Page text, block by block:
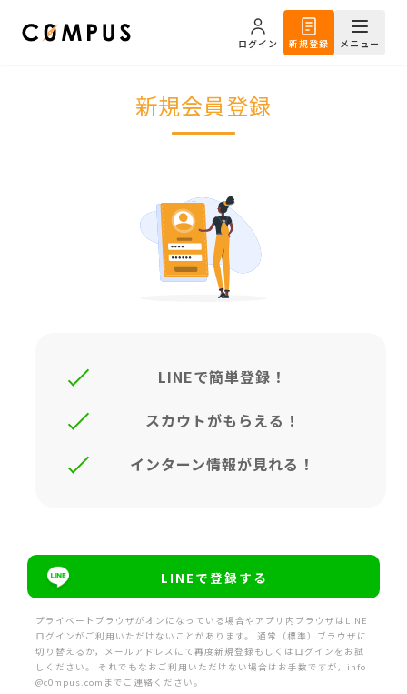
ログイン 新規登録 メニュー
新規会員登録
LINEで簡単登録！
スカウトがもらえる！
インターン情報が見れる！
LINEで登録する
プライベートブラウザがオンになっている場合やアプリ内ブラウザはLINE
ログインがご利用いただけないことがあります。 通常（標準）ブラウザに
切り替えるか，メールアドレスにて再度新規登録もしくはログインをお試
しください。 それでもなおご利用いただけない場合はお手数ですが，info
@c0mpus.comまでご連絡ください。